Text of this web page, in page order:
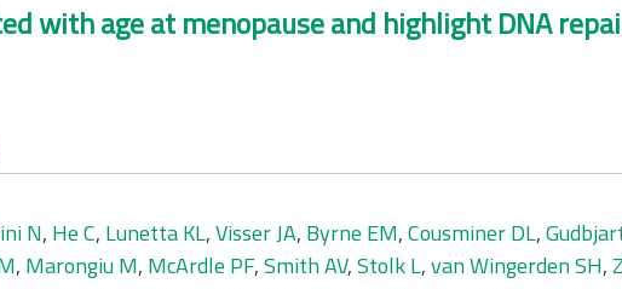
with age at menopause and highlight DNA
N, He C, Lunetta KL,Visser JA, Byrne EM,Cousminer DL,
, Marongiu M, McArdle PF,Smith AV,Stolk L,van Wingerden SH,